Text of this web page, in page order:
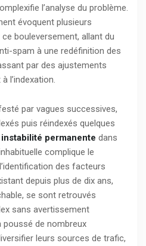
l’analyse du problème.
évoquent plusieurs
bouleversement, allant du
spam à une redéfinition des
par des ajustements
l’indexation.
par vagues successives,
puis réindexés quelques
instabilité permanente dans
complique le
des facteurs
depuis plus de dix ans,
se sont retrouvés
sans avertissement
poussé de nombreux
leurs sources de trafic,